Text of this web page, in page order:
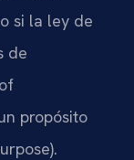
si la ley de
de
propósito